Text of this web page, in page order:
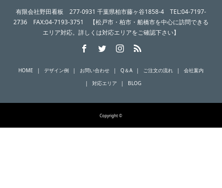
有限会社野田看板 277-0931 千葉県柏市藤ヶ谷1858-4 TEL:04-7197-
2736 FAX:04-7193-3751 【松戸市・柏市・船橋市を中心に訪問できる
エリア対応。詳しくは対応エリアをご確認下さい】
HOME デザイン例 お問い合わせ Q＆A ご注文の流れ
会社案内
対応エリア
BLOG
Copyright ©